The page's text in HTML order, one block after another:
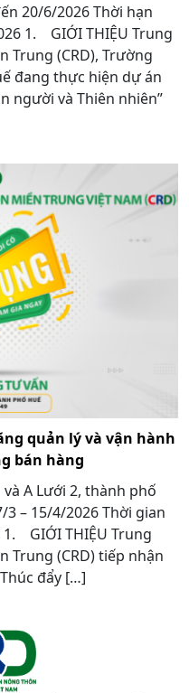
20/6/2026 Thời hạn
1. GIỚI THIỆU Trung
Trung (CRD), Trường
đang thực hiện dự án
người và Thiên nhiên”
quản lý và vận hành
bán hàng
A Lưới 2, thành phố
– 15/4/2026 Thời gian
1. GIỚI THIỆU Trung
(CRD) tiếp nhận
đẩy […]